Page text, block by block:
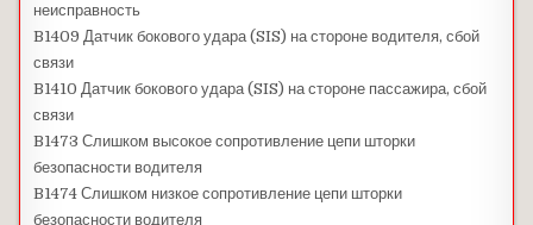
неисправность
B1409 Датчик бокового удара (SIS) на стороне водителя, сбой
связи
B1410 Датчик бокового удара (SIS) на стороне пассажира, сбой
связи
B1473 Слишком высокое сопротивление цепи шторки
безопасности водителя
B1474 Слишком низкое сопротивление цепи шторки
безопасности водителя